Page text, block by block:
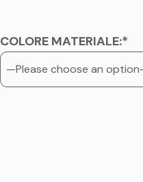
COLORE MATERIALE:*